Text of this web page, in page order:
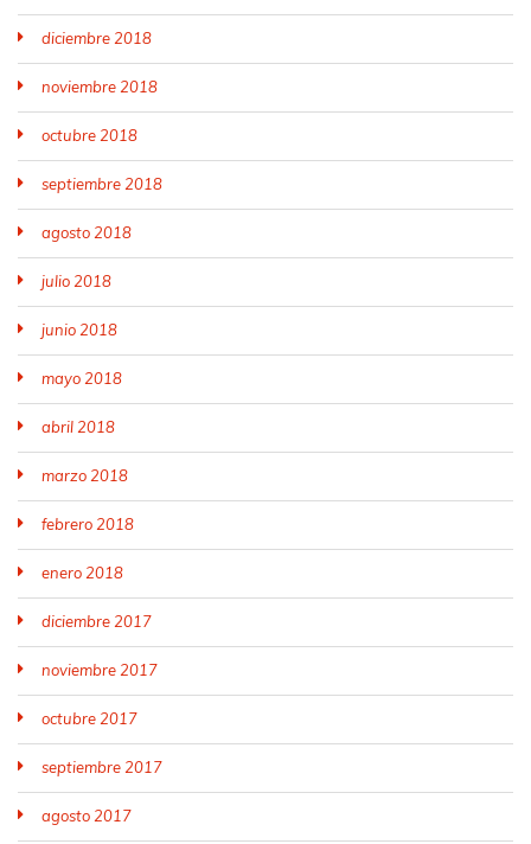
diciembre 2018
noviembre 2018
octubre 2018
septiembre 2018
agosto 2018
julio 2018
junio 2018
mayo 2018
abril 2018
marzo 2018
febrero 2018
enero 2018
diciembre 2017
noviembre 2017
octubre 2017
septiembre 2017
agosto 2017